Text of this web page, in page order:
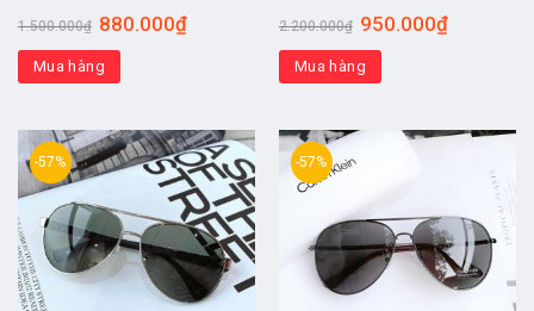
1.500.000₫ 880.000₫
Mua hàng
2.200.000₫ 950.000₫
Mua hàng
-57% -57%